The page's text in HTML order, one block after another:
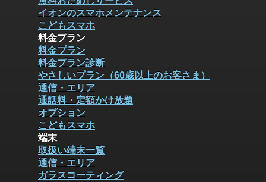
イオンのスマホメンテナンス
こどもスマホ
料金プラン
料金プラン
料金プラン診断
やさしいプラン（60歳以上のお客さま）
通信・エリア
通話料・定額かけ放題
オプション
こどもスマホ
端末
取扱い端末一覧
通信・エリア
ガラスコーティング